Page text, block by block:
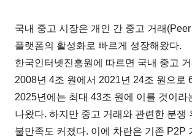
국내 중고 시장은 개인 간 중고 거래
플랫폼의 활성화로 빠르게 성장해왔다.
한국인터넷진흥원에 따르면 국내 중고
2008년 4조 원에서 2021년 24조 원으로
2025년에는 최대 43조 원에 이를 것이라
나왔다. 하지만 중고 거래와 관련한 분쟁
불만족도 커졌다. 이에 차란은 기존 P2P